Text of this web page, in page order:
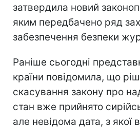
затвердила новий
яким передбачено ряд
забезпечення безпеки
Раніше сьогодні
країни повідомила, що
скасування закону про
стан вже прийнято
але невідома дата, з якої